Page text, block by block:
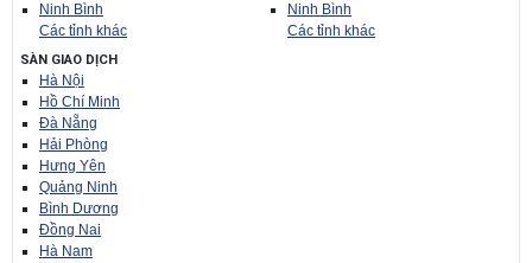
Ninh Bình
Các tỉnh khác
Ninh Bình
Các tỉnh khác
SÀN GIAO DỊCH
Hà Nội
Hồ Chí Minh
Đà Nẵng
Hải Phòng
Hưng Yên
Quảng Ninh
Bình Dương
Đồng Nai
Hà Nam